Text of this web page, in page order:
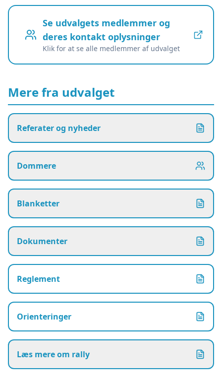
Se udvalgets medlemmer og
deres kontakt oplysninger
Klik for at se alle medlemmer af udvalget
Mere fra udvalget
Referater og nyheder
Dommere
Blanketter
Dokumenter
Reglement
Orienteringer
Læs mere om rally